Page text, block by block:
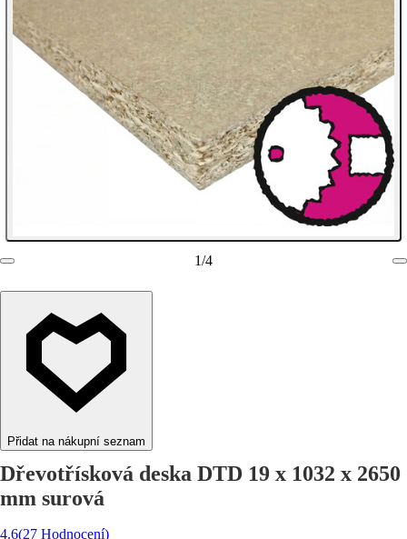
1/4
Přidat na nákupní seznam
Dřevotřísková deska DTD 19 x 1032 x 2650
mm surová
4.6(27 Hodnocení)